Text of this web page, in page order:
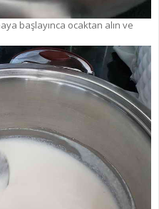
başlayınca ocaktan alın ve